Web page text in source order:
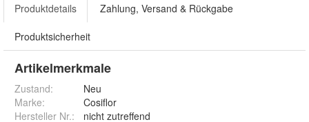
Produktdetails Zahlung, Versand & Rückgabe
Produktsicherheit
Artikelmerkmale
Zustand:
Neu
Marke:
Cosiflor
Hersteller Nr.:
nicht zutreffend